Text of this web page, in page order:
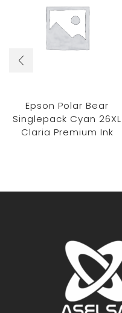
Epson Polar Bear
Singlepack Cyan 26XL
Claria Premium Ink